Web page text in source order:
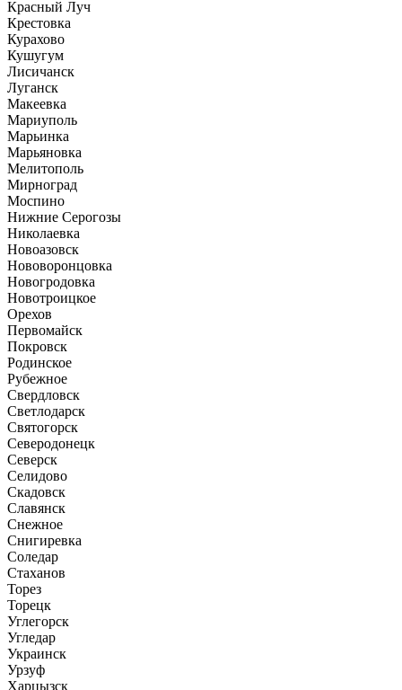
Красный Луч
Крестовка
Курахово
Кушугум
Лисичанск
Луганск
Макеевка
Мариуполь
Марьинка
Марьяновка
Мелитополь
Мирноград
Моспино
Нижние Серогозы
Николаевка
Новоазовск
Нововоронцовка
Новогродовка
Новотроицкое
Орехов
Первомайск
Покровск
Родинское
Рубежное
Свердловск
Светлодарск
Святогорск
Северодонецк
Северск
Селидово
Скадовск
Славянск
Снежное
Снигиревка
Соледар
Стаханов
Торез
Торецк
Углегорск
Угледар
Украинск
Урзуф
Харцызск